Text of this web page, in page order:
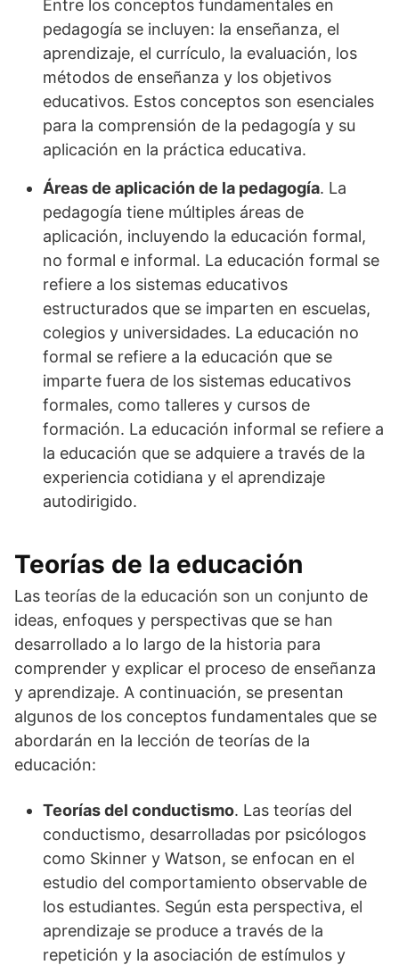
Entre los conceptos fundamentales en
pedagogía se incluyen: la enseñanza, el
aprendizaje, el currículo, la evaluación, los
métodos de enseñanza y los objetivos
educativos. Estos conceptos son esenciales
para la comprensión de la pedagogía y su
aplicación en la práctica educativa.
Áreas de aplicación de la pedagogía. La
pedagogía tiene múltiples áreas de
aplicación, incluyendo la educación formal,
no formal e informal. La educación formal se
refiere a los sistemas educativos
estructurados que se imparten en escuelas,
colegios y universidades. La educación no
formal se refiere a la educación que se
imparte fuera de los sistemas educativos
formales, como talleres y cursos de
formación. La educación informal se refiere a
la educación que se adquiere a través de la
experiencia cotidiana y el aprendizaje
autodirigido.
Teorías de la educación
Las teorías de la educación son un conjunto de
ideas, enfoques y perspectivas que se han
desarrollado a lo largo de la historia para
comprender y explicar el proceso de enseñanza
y aprendizaje. A continuación, se presentan
algunos de los conceptos fundamentales que se
abordarán en la lección de teorías de la
educación:
Teorías del conductismo. Las teorías del
conductismo, desarrolladas por psicólogos
como Skinner y Watson, se enfocan en el
estudio del comportamiento observable de
los estudiantes. Según esta perspectiva, el
aprendizaje se produce a través de la
repetición y la asociación de estímulos y